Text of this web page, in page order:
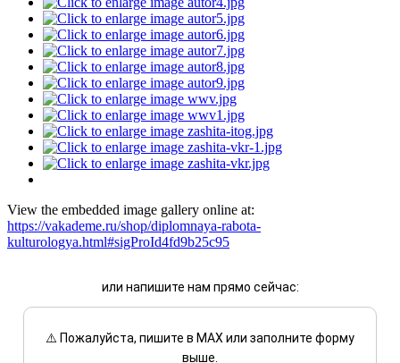
View the embedded image gallery online at:
https://vakademe.ru/shop/diplomnaya-rabota-
kulturologya.html#sigProId4fd9b25c95
или напишите нам прямо сейчас:
⚠️ Пожалуйста, пишите в MAX или заполните форму
выше.